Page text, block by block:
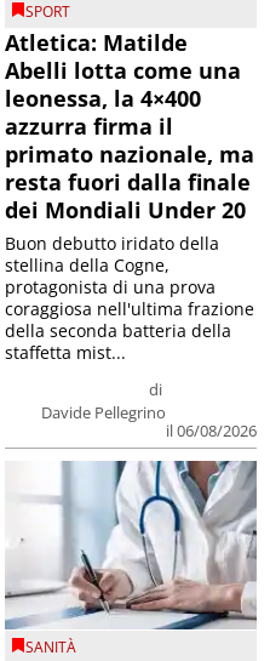
SPORT
Atletica: Matilde
Abelli lotta come una
leonessa, la 4×400
azzurra firma il
primato nazionale, ma
resta fuori dalla finale
dei Mondiali Under 20
di
Davide Pellegrino
il 06/08/2026
Buon debutto iridato della
stellina della Cogne,
protagonista di una prova
coraggiosa nell'ultima frazione
della seconda batteria della
staffetta mist...
SANITÀ